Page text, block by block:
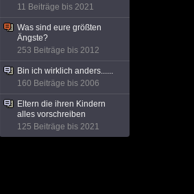
11 Beiträge bis 2021
Was sind eure größten
Ängste?
253 Beiträge bis 2012
Bin ich wirklich anders......
160 Beiträge bis 2006
Eltern die ihren Kindern
alles vorschreiben
125 Beiträge bis 2021